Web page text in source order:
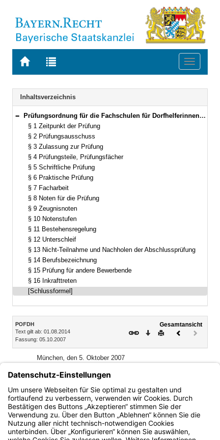
Zur
BAYERN.RECHT
Zur
letzten
Suche
Toggle
Navigation
Inhaltsverzeichnis
Bereich reduzieren
Prüfungsordnung für die Fachschulen für Dorfhelferinnen und Dorfhelfer (POFDH) Vom 5. Oktober 2007 (GVBl. S. 722) BayRS 7803-7-L (§§ 1–16)
§ 1 Zeitpunkt der Prüfung
§ 2 Prüfungsausschuss
§ 3 Zulassung zur Prüfung
§ 4 Prüfungsteile, Prüfungsfächer
§ 5 Schriftliche Prüfung
§ 6 Praktische Prüfung
§ 7 Facharbeit
§ 8 Noten für die Prüfung
§ 9 Zeugnisnoten
§ 10 Notenstufen
§ 11 Bestehensregelung
§ 12 Unterschleif
§ 13 Nicht-Teilnahme und Nachholen der Abschlussprüfung
§ 14 Berufsbezeichnung
§ 15 Prüfung für andere Bewerbende
§ 16 Inkrafttreten
[Schlussformel]
Inhalt
POFDH
Text gilt ab: 01.08.2014
Fassung: 05.10.2007
Gesamtansicht
Download
DruckenVorheriges
(inaktiv)
München, den 5. Oktober 2007
Bayerisches Staatsministerium
für Landwirtschaft und Forsten
Josef Miller, Staatsminister
Bayern.de